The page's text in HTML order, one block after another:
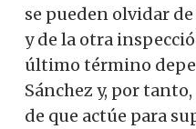
se pueden olvidar
y de la otra
último término
Sánchez y, por
de que actúe para